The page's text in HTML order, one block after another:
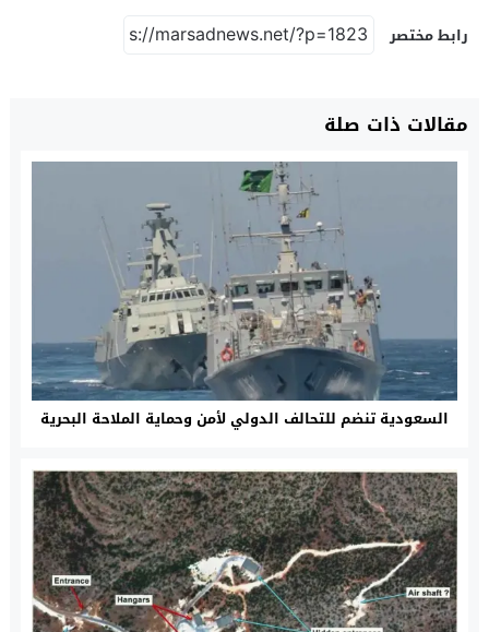
رابط مختصر
مقالات ذات صلة
السعودية تنضم للتحالف الدولي لأمن وحماية الملاحة البحرية